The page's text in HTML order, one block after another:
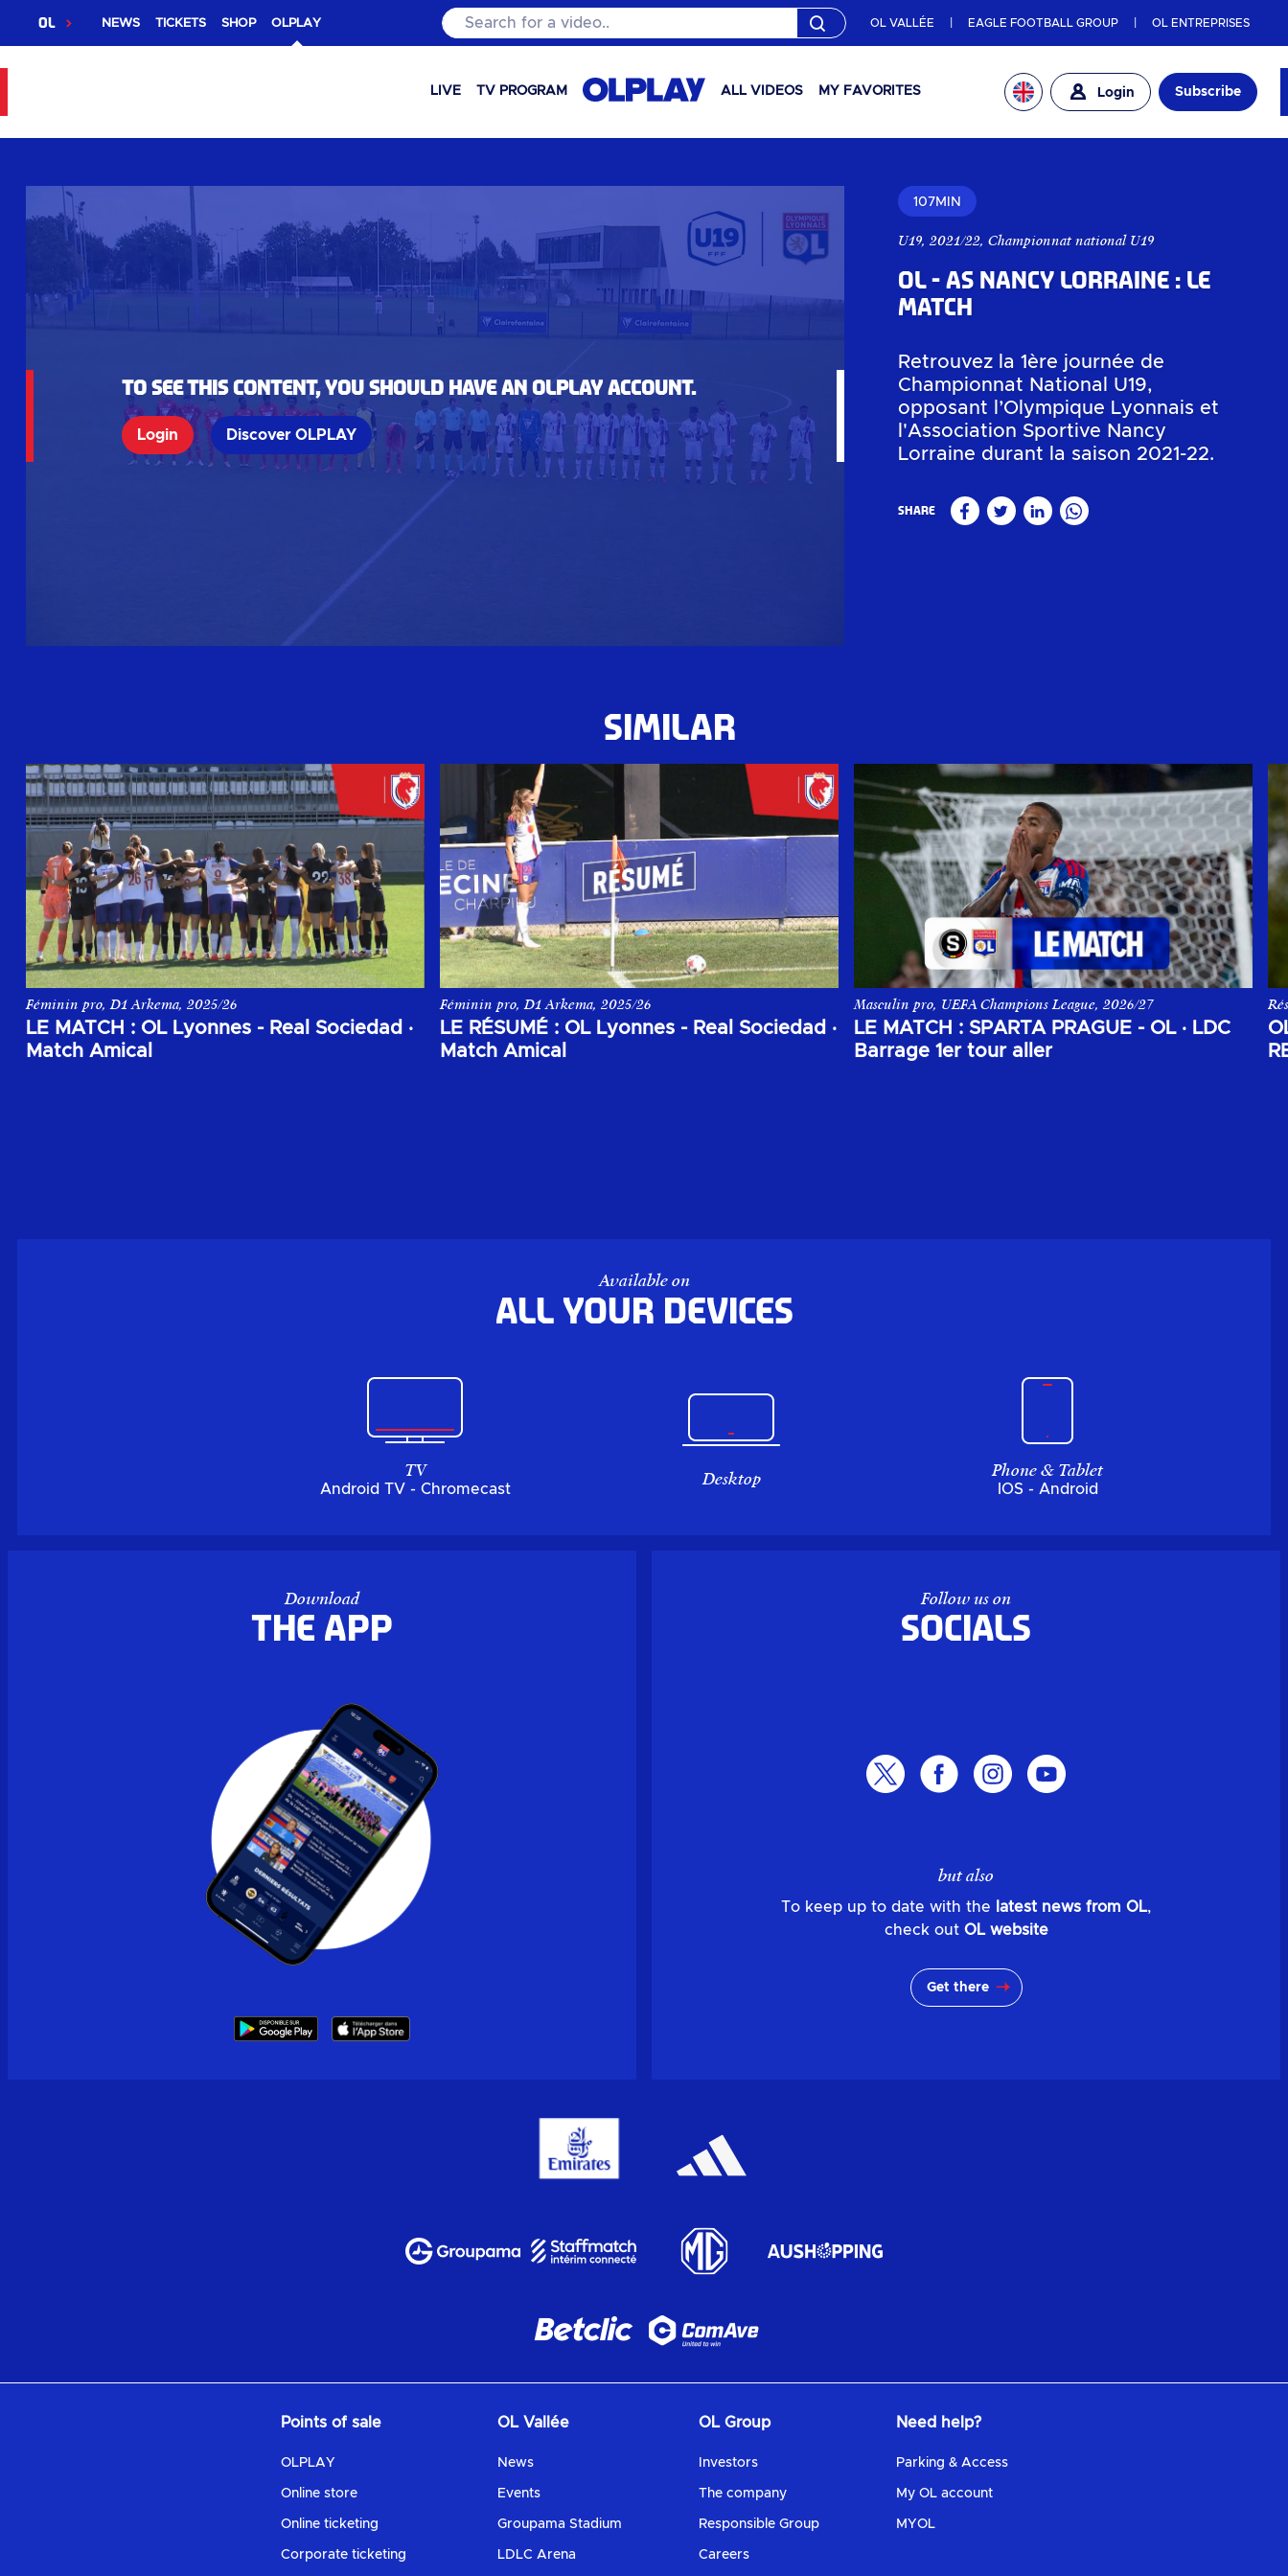
OL NEWS TICKETS SHOP OLPLAY Search for a video.. OL VALLÉE EAGLE FOOTBALL GROUP OL ENTREPRISES
LIVE TV PROGRAM ALL VIDEOS MY FAVORITES Login Subscribe
To see this content, you should have an OLPlay account.
Login Discover OLPLAY
107MIN
OL - AS Nancy Lorraine : Le
match
U19, 2021/22, Championnat national U19
Share FacebookTwitterLinkedinWhatsApp
Retrouvez la 1ère journée de
Championnat National U19,
opposant l’Olympique Lyonnais et
l'Association Sportive Nancy
Lorraine durant la saison 2021-22.
SIMILAR
LE MATCH : OL Lyonnes - Real Sociedad ·
Match Amical
Féminin pro, D1 Arkema, 2025/26
Le match amical entre OL Lyonnes et le Real Sociedad lors de la pré-saison 2026-2027.
LE RÉSUMÉ : OL Lyonnes - Real Sociedad ·
Match Amical
Féminin pro, D1 Arkema, 2025/26
Le résumé du match amical entre OL Lyonnes et le Real Sociedad lors de la pré-saison 2026-2027.
LE MATCH : SPARTA PRAGUE - OL· LDC
Barrage 1er tour aller
Masculin pro, UEFA Champions League, 2026/27
Le match aller du 1er tour de barrage de la Champions League, Le
Available on
All your devices
TV
Android TV - Chromecast Desktop Phone & Tablet
IOS - Android
Download
the APP
Follow us on
Socials
but also
To keep up to date with the latest news from OL,
check out OL website
Get there
Points of sale
OLPLAY
Online store
Online ticketing
Corporate ticketing
OL Vallée
News
Events
Groupama Stadium
LDLC Arena
OL Group
Investors
The company
Responsible Group
Careers
Need help?
Parking & Access
My OL account
MYOL